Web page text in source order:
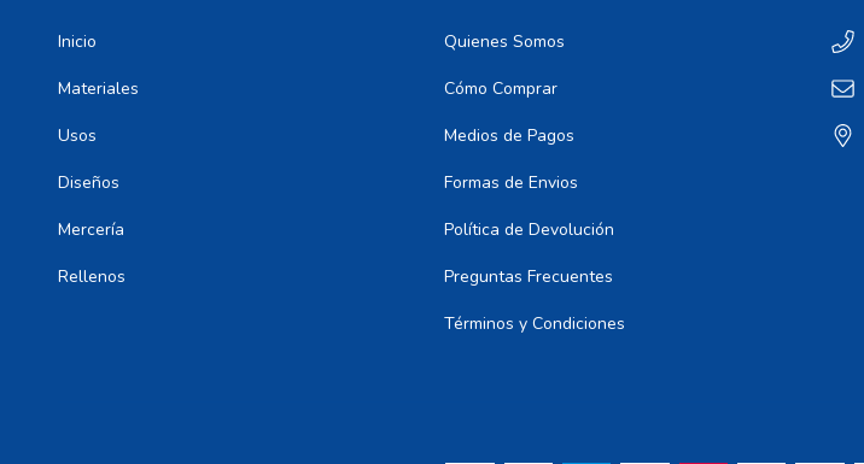
Inicio
Materiales
Usos
Diseños
Mercería
Rellenos
Quienes Somos
Cómo Comprar
Medios de Pagos
Formas de Envios
Política de Devolución
Preguntas Frecuentes
Términos y Condiciones